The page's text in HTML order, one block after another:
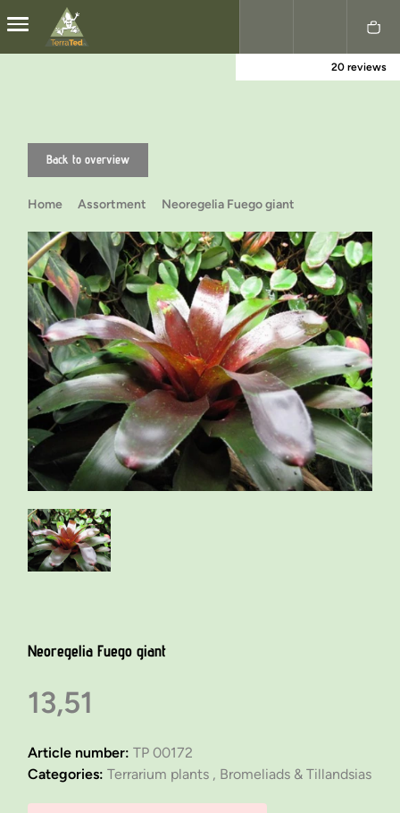
Nederlands
20 reviews
Back to overview
Home Assortment Neoregelia Fuego giant
Neoregelia Fuego giant
13,51
Article number: TP 00172
Categories: Terrarium plants , Bromeliads & Tillandsias